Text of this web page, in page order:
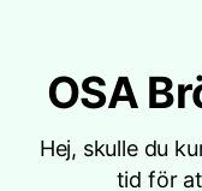
OSA
Hej, skulle du
tid för